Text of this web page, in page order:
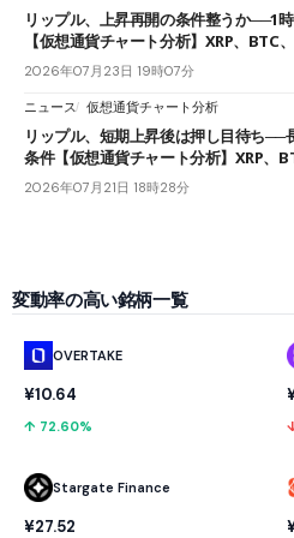
リップル、上昇再開の条件整うか──1
【仮想通貨チャート分析】XRP、BTC
2026年07月23日 19時07分
ニュース 仮想通貨チャート分析
リップル、短期上昇後は押し目待ち
条件【仮想通貨チャート分析】XRP、
2026年07月21日 18時28分
変動率の高い銘柄一覧
OVERTAKE
¥10.64
↑ 72.60%
Stargate Finance
¥27.52